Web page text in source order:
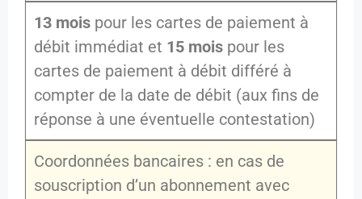
13 mois pour les cartes de paiement à
débit immédiat et 15 mois pour les
cartes de paiement à débit différé à
compter de la date de débit (aux fins de
réponse à une éventuelle contestation)
Coordonnées bancaires : en cas de
souscription d’un abonnement avec